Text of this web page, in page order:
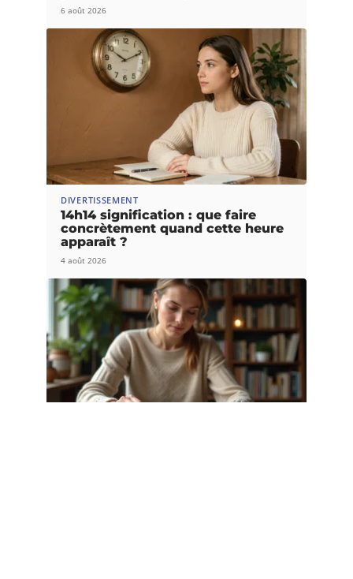
6 août 2026
DIVERTISSEMENT
14h14 signification : que faire
concrètement quand cette heure
apparaît ?
4 août 2026